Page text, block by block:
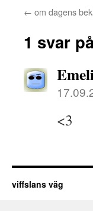
← om dagens
1 svar
<3
viffslans väg